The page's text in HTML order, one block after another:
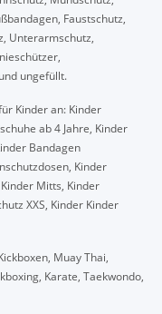
Faustschutz,
Unterarmschutz,
ungefüllt.
Kinder an: Kinder
ab 4 Jahre, Kinder
Bandagen
Kinder
Mitts, Kinder
XXS, Kinder Kinder
Muay Thai,
Karate, Taekwondo,